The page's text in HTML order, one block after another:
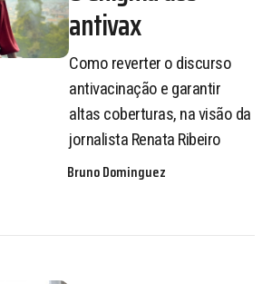
antivax
Como reverter o discurso
antivacinação e garantir
altas coberturas, na visão da
jornalista Renata Ribeiro
Bruno Dominguez